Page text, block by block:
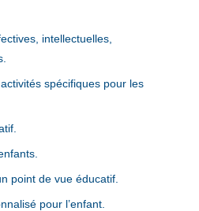
intellectuelles,
spécifiques pour les
point de vue éducatif.
pour l’enfant.